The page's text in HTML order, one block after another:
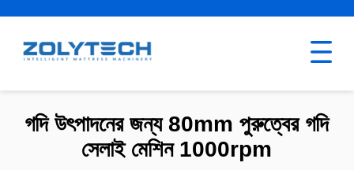
গদি উৎপাদনের জন্য 80mm পুরুত্বের গদি
সেলাই মেশিন 1000rpm